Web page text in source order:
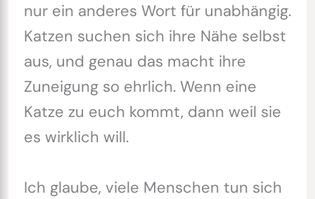
nur ein anderes Wort für unabhängig.
Katzen suchen sich ihre Nähe selbst
aus, und genau das macht ihre
Zuneigung so ehrlich. Wenn eine
Katze zu euch kommt, dann weil sie
es wirklich will.
Ich glaube, viele Menschen tun sich